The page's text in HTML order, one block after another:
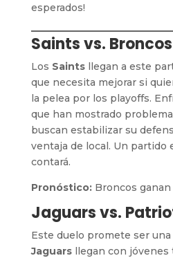
esperados!
Saints vs.
Los Saintsllegan a este
que necesita mejorar si
la pelea por los playoffs.
que han mostrado
buscan estabilizar su
ventaja de local. Un partido
contará.
Pronóstico:Broncos
Jaguars vs.
Este duelo promete ser
Jaguarsllegan con jóvenes